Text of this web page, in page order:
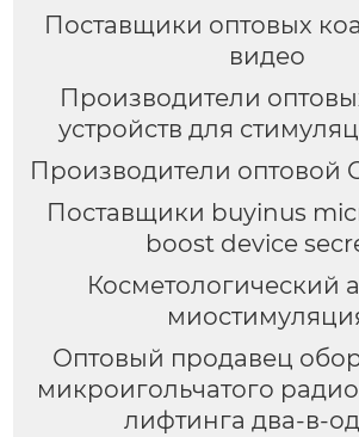
Поставщики оптовых
видео
Производители
устройств для
Производители оптовой
Поставщики buyinus
boost device
Косметологический
Оптовый продавец
микроигольчатого
лифтинга два-в-